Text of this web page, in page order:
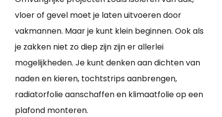
vloer of gevel moet je laten uitvoeren door
vakmannen. Maar je kunt klein beginnen. Ook als
je zakken niet zo diep zijn zijn er allerlei
mogelijkheden. Je kunt denken aan dichten van
naden en kieren, tochtstrips aanbrengen,
radiatorfolie aanschaffen en klimaatfolie op een
plafond monteren.